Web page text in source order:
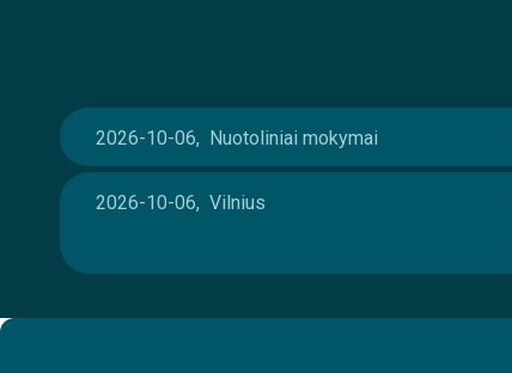
2026-10-06, Nuotoliniai mokymai
2026-10-06, Vilnius